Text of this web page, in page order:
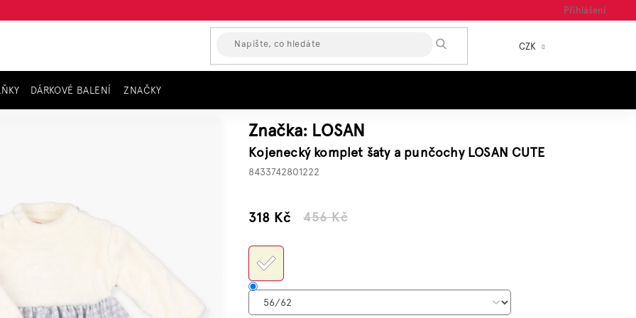
CZK
Přihlášení
DÁRKOVÉ BALENÍ ZNAČKY
Kojenecký komplet šaty a punčochy LOSAN CUTE
8433742801222
Značka: LOSAN
456 Kč
318 Kč Měrná